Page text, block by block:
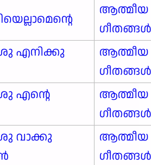
ആത്മീയ
ഗീതങ്ങൾ
എനിക്കു
ആത്മീയ
ഗീതങ്ങൾ
എന്റെ
ആത്മീയ
ഗീതങ്ങൾ
വാക്കു
ആത്മീയ
ഗീതങ്ങൾ